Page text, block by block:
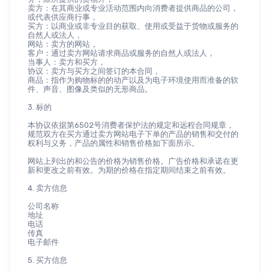
卖方：在其商业或专业活动范围内向消费者提供商品的公司，
或代表供应商行事，
买方：以商业或非专业目的获取、使用或受益于货物或服务的
自然人或法人，
网站：卖方的网站，
客户：通过卖方网站请求商品或服务的自然人或法人，
当事人：卖方和买方，
协议：卖方与买方之间签订的本合同，
商品：指作为购物标的的动产以及为电子环境使用而准备的软
件、声音、图像及类似的无形商品。
3. 标的
本协议依据第6502号消费者保护法的规定和远程合同规章，
规范双方在买方通过卖方网站电子下单的产品的销售和交付的
权利与义务，产品的属性和销售价格如下面所示。
网站上列出的和公告的价格为销售价格。广告价格和承诺在更
新和更改之前有效。为期的价格在指定期间结束之前有效。
4. 卖方信息
公司名称
地址
电话
传真
电子邮件
5. 买方信息